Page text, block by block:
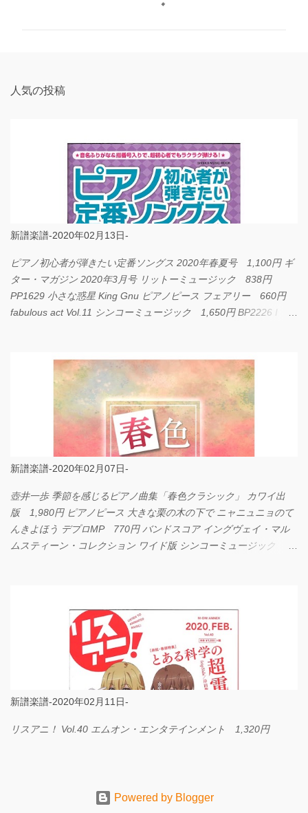
人気の投稿
新譜楽譜-2020年02月13日-
ピアノ初心者が弾きたい定番ソングス 2020年春夏号 1,100円 ギ
ター・マガジン 2020年3月号 リットーミュージック 838円
PP1629 小さな惑星 King Gnu ピアノピース フェアリー 660円
fabulous act Vol.11 シンコーミュージック 1,650円 BP2226 I
新譜楽譜-2020年02月07日-
壺井一歩 季節を感じるピアノ曲集「春色クラシック」 カワイ出
版 1,980円 ピアノピース 大きな栗の木の下で ニャニュニョのて
んきよほう デプロMP 770円 バンドスコア イングヴェイ・マル
ムスティーン・コレクション ワイド版 シンコーミュージック
新譜楽譜-2020年02月11日-
リスアニ！ Vol.40 エムオン・エンタテインメント 1,320円
Powered by Blogger